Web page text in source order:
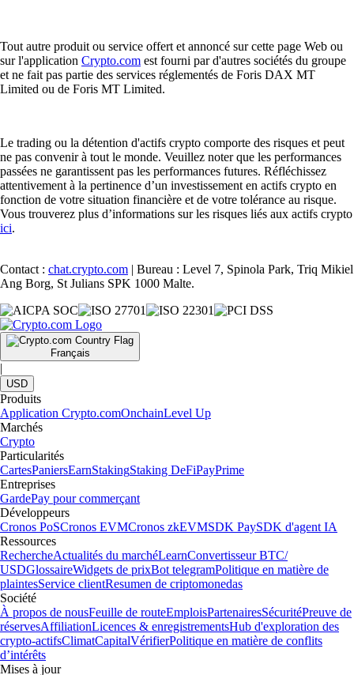
Tout autre produit ou service offert et annoncé sur cette page Web ou
sur l'application Crypto.com est fourni par d'autres sociétés du groupe
et ne fait pas partie des services réglementés de Foris DAX MT
Limited ou de Foris MT Limited.
Le trading ou la détention d'actifs crypto comporte des risques et peut
ne pas convenir à tout le monde. Veuillez noter que les performances
passées ne garantissent pas les performances futures. Réfléchissez
attentivement à la pertinence d’un investissement en actifs crypto en
fonction de votre situation financière et de votre tolérance au risque.
Vous trouverez plus d’informations sur les risques liés aux actifs crypto
ici.
Contact : chat.crypto.com | Bureau : Level 7, Spinola Park, Triq Mikiel
Ang Borg, St Julians SPK 1000 Malte.
Français
|
USD
Produits
Application Crypto.comOnchainLevel Up
Marchés
Crypto
Particularités
CartesPaniersEarnStakingStaking DeFiPayPrime
Entreprises
GardePay pour commerçant
Développeurs
Cronos PoSCronos EVMCronos zkEVMSDK PaySDK d'agent IA
Ressources
RechercheActualités du marchéLearnConvertisseur BTC/
USDGlossaireWidgets de prixBot telegramPolitique en matière de
plaintesService clientResumen de criptomonedas
Société
À propos de nousFeuille de routeEmploisPartenairesSécuritéPreuve de
réservesAffiliationLicences & enregistrementsHub d'exploration des
crypto-actifsClimatCapitalVérifierPolitique en matière de conflits
d’intérêts
Mises à jour